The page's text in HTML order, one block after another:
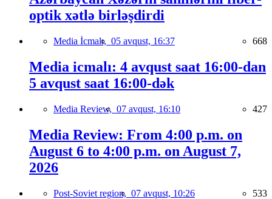
optik xətlə birləşdirdi
Media İcmalı, 05 avqust, 16:37 668
Media icmalı: 4 avqust saat 16:00-dan
5 avqust saat 16:00-dək
Media Review, 07 avqust, 16:10 427
Media Review: From 4:00 p.m. on
August 6 to 4:00 p.m. on August 7,
2026
Post-Soviet region, 07 avqust, 10:26 533